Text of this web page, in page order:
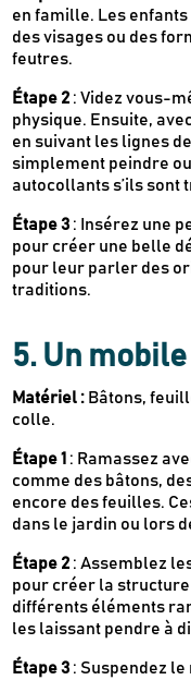
consommer
Nos dernières
& recettes
en famille. Les
des visages ou des
feutres.
Étape 2 : Videz vous-
physique. Ensuite,
en suivant les lignes
simplement peindre
autocollants s’ils sont
Étape 3 : Insérez une
pour créer une belle
pour leur parler des
traditions.
5. Un
Matériel : Bâtons,
colle.
Étape 1 : Ramassez
comme des bâtons,
encore des feuilles.
dans le jardin ou lors
Étape 2 : Assemblez
pour créer la
différents éléments
les laissant pendre à
Étape 3 : Suspendez